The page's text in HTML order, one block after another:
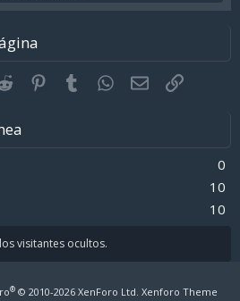
Reddit Pinterest
Tumblr WhatsApp
EmailEnlace
0
10
10
visitantes ocultos.
® © 2010-2026 XenForo Ltd. Xenforo Theme